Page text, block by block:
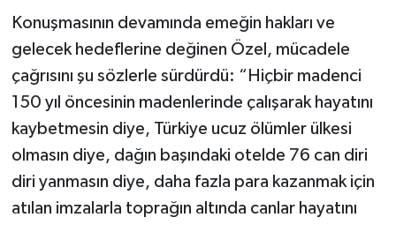
Konuşmasının devamında emeğin hakları ve
gelecek hedeflerine değinen Özel, mücadele
çağrısını şu sözlerle sürdürdü: “Hiçbir madenci
150 yıl öncesinin madenlerinde çalışarak hayatını
kaybetmesin diye, Türkiye ucuz ölümler ülkesi
olmasın diye, dağın başındaki otelde 76 can diri
diri yanmasın diye, daha fazla para kazanmak için
atılan imzalarla toprağın altında canlar hayatını